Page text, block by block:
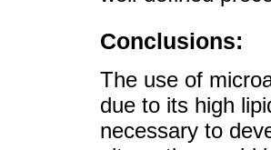
Conclusions:
The use of
due to its high
necessary to